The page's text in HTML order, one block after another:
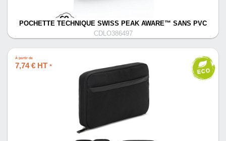
POCHETTE TECHNIQUE SWISS PEAK AWARE™ SANS PVC
CDLO386497
À partir de
7,74 € HT *